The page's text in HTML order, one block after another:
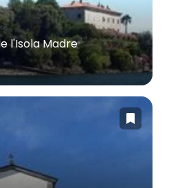
l'Isola Madre